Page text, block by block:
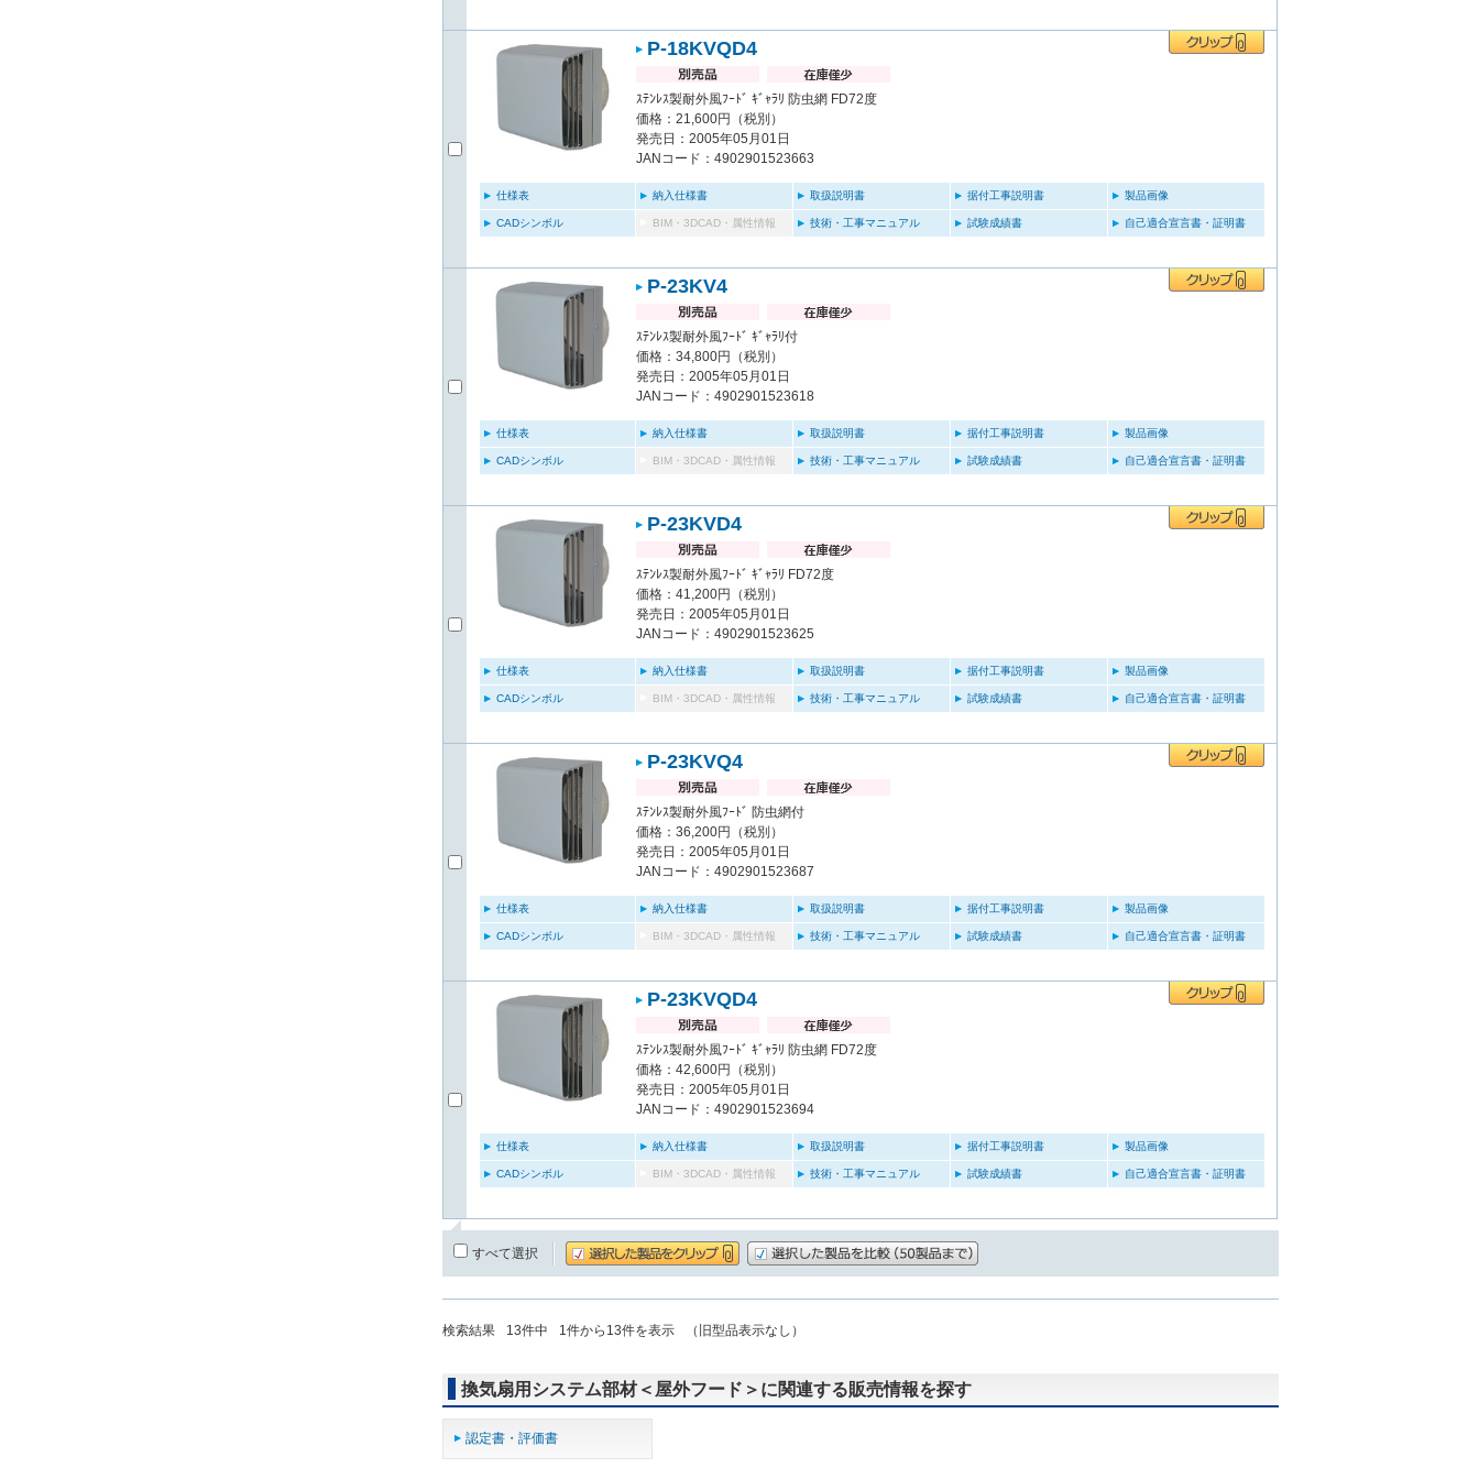
P-18KVQD4
ｽﾃﾝﾚｽ製耐外風ﾌｰﾄﾞ ｷﾞｬﾗﾘ 防虫網 FD72度
価格：21,600円（税別）
発売日：2005年05月01日
JANコード：4902901523663
仕様表 納入仕様書 取扱説明書 据付工事説明書 製品画像
CADシンボル BIM・3DCAD・属性情報 技術・工事マニュアル 試験成績書 自己適合宣言書・証明書
P-23KV4
ｽﾃﾝﾚｽ製耐外風ﾌｰﾄﾞ ｷﾞｬﾗﾘ付
価格：34,800円（税別）
発売日：2005年05月01日
JANコード：4902901523618
仕様表 納入仕様書 取扱説明書 据付工事説明書 製品画像
CADシンボル BIM・3DCAD・属性情報 技術・工事マニュアル 試験成績書 自己適合宣言書・証明書
P-23KVD4
ｽﾃﾝﾚｽ製耐外風ﾌｰﾄﾞ ｷﾞｬﾗﾘ FD72度
価格：41,200円（税別）
発売日：2005年05月01日
JANコード：4902901523625
仕様表 納入仕様書 取扱説明書 据付工事説明書 製品画像
CADシンボル BIM・3DCAD・属性情報 技術・工事マニュアル 試験成績書 自己適合宣言書・証明書
P-23KVQ4
ｽﾃﾝﾚｽ製耐外風ﾌｰﾄﾞ 防虫網付
価格：36,200円（税別）
発売日：2005年05月01日
JANコード：4902901523687
仕様表 納入仕様書 取扱説明書 据付工事説明書 製品画像
CADシンボル BIM・3DCAD・属性情報 技術・工事マニュアル 試験成績書 自己適合宣言書・証明書
P-23KVQD4
ｽﾃﾝﾚｽ製耐外風ﾌｰﾄﾞ ｷﾞｬﾗﾘ 防虫網 FD72度
価格：42,600円（税別）
発売日：2005年05月01日
JANコード：4902901523694
仕様表 納入仕様書 取扱説明書 据付工事説明書 製品画像
CADシンボル BIM・3DCAD・属性情報 技術・工事マニュアル 試験成績書 自己適合宣言書・証明書
すべて選択
検索結果 13件中 1件から 13件を表示 （旧型品表示なし）
換気扇用システム部材＜屋外フード＞に関連する販売情報を探す
認定書・評価書